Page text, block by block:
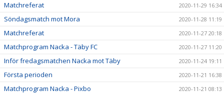
Matchreferat 2020-11-29 16:34
Söndagsmatch mot Mora 2020-11-28 11:19
Matchreferat 2020-11-27 20:18
Matchprogram Nacka - Täby FC 2020-11-27 11:20
Inför fredagsmatchen Nacka mot Täby 2020-11-24 19:11
Första perioden 2020-11-21 16:38
Matchprogram Nacka - Pixbo 2020-11-21 08:13